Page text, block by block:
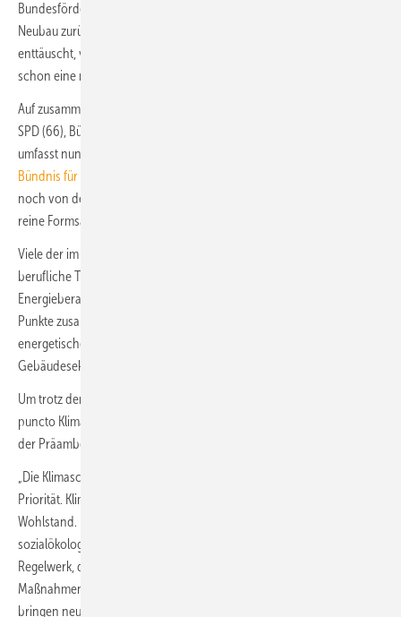
Bundesförderung für effiziente Gebäude für den KfW-55-Standard im
Neubau zurückpfeift, wird in diesem Punkt vom Koalitionsvertrag
enttäuscht, vielmehr wird das jähe Ende indirekt bestätigt – aber auch
schon eine neue Förderung angekündigt …
Auf zusammen 406 Seiten kamen die offiziellen Wahlprogramme von
SPD (66), Bündnis 90 / Die Grünen (272) und FDP (68). 178 Seiten
umfasst nun ihr Koalitionsvertrag
Bündnis für Freiheit, Gerechtigkeit und Nachhaltigkeit
noch von den Parteigremien abgesegnet werden, das gilt aber als
reine Formsache.
Viele der im Koalitionsvertrag genannten Vorhaben sind für die
berufliche Tätigkeit von TGA-Planern, SHK-Betrieben und
Energieberater relevant. Nachstehend haben wir die wichtigsten
Punkte zusammengestellt, die sich auf die Hochbautätigkeit, die
energetische Gebäudemodernisierung, die Wärmewende und
Gebäudesektor-relevanten Energieträger auswirken.
Um trotz der kurzen Ausschnitte ein Gefühl für das Gesamtwerk in
puncto Klimaschutz zu bekommen, eignet sich dieser Abschnitt aus
der Präambel:
„Die Klimaschutzziele von Paris zu erreichen, hat für uns oberste
Priorität. Klimaschutz sichert Freiheit, Gerechtigkeit und nachhaltigen
Wohlstand. Es gilt, die soziale Marktwirtschaft als eine
sozialökologische Marktwirtschaft neu zu begründen. Wir schaffen ein
Regelwerk, das den Weg frei macht für Innovationen und
Maßnahmen, um Deutschland auf den 1,5-Grad-Pfad zu bringen. Wir
bringen neues Tempo in die Energiewende, indem wir Hürden für den